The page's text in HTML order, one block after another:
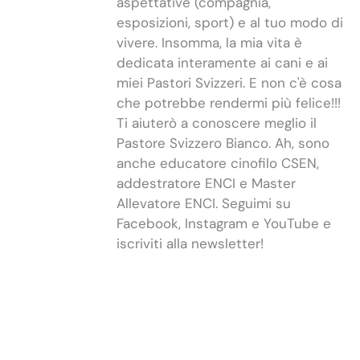
esposizioni, sport) e al tuo modo di
vivere. Insomma, la mia vita è
dedicata interamente ai cani e ai
miei Pastori Svizzeri. E non c'è cosa
che potrebbe rendermi più felice!!!
Ti aiuterò a conoscere meglio il
Pastore Svizzero Bianco. Ah, sono
anche educatore cinofilo CSEN,
addestratore ENCI e Master
Allevatore ENCI. Seguimi su
Facebook, Instagram e YouTube e
iscriviti alla newsletter!